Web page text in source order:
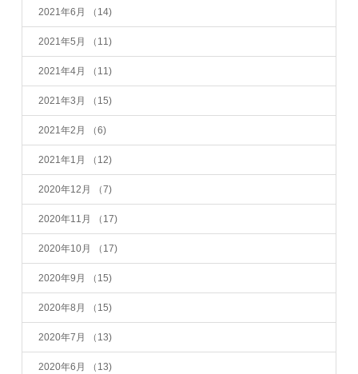
2021年6月 （14)
2021年5月 （11)
2021年4月 （11)
2021年3月 （15)
2021年2月 （6)
2021年1月 （12)
2020年12月 （7)
2020年11月 （17)
2020年10月 （17)
2020年9月 （15)
2020年8月 （15)
2020年7月 （13)
2020年6月 （13)